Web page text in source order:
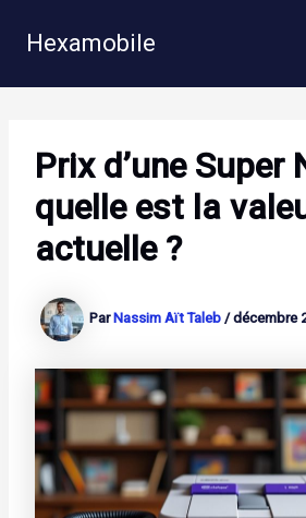
contenuHexamobile
Prix d’une Super
quelle est la
actuelle ?
ParNassim Aït Taleb/décembre